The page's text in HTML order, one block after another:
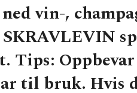
vin-,
Tips:
til bruk. Hvis